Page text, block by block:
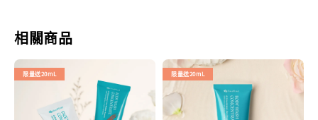
相關商品
限量送20mL 限量送20mL